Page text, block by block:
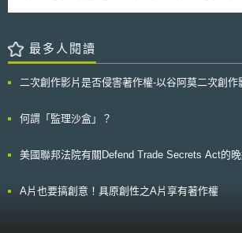
則是擴大產學研合作與就業市場連結，透過「企業-大
企業所需人才之教育，同時也讓企業透過採用優秀人
後，則是在智財經營、發明、設計等領域，發掘、培
為未來競爭力做準備[7]。 （二）培育全球化智財服務專門人才 第二個
改變之專利師養成教育以及考試制度改進。過去在第
考試-實務研習-多樣化專業課程」的專利師培育政策
學/生命、機器/金屬等專業領域能夠提供專業化的服務
企業處理海外智財紛爭。 再者，對於專利師該有的社
（15.2億噸，占6.2 ﹪）、日本（11.8億噸，占4.8
為第28名），排放量占全球總量約1﹪，而經濟發展
韓、新加坡排名分別為第9名（4.7億噸，占1.9﹪）及
「我國燃料燃燒排放二氧化碳」概況，台灣溫室氣體
室氣體排放導致全球氣候變遷加劇現象，聯合國在一
溫室氣體排放量平均應削減至比一九九○年低五‧二
關部會順應國際永續發展潮流，正積極落實檢討溫室
最多人閱讀
二次創作影片是否侵害著作權-以谷阿莫二次創作
何謂「監理沙盒」？
美國聯邦法院有關Defend Trade Secrets Act的
A片也要搞創意！具原創性之A片享有著作權